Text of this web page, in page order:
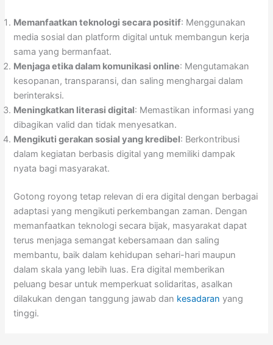
Memanfaatkan teknologi secara positif: Menggunakan
media sosial dan platform digital untuk membangun kerja
sama yang bermanfaat.
Menjaga etika dalam komunikasi online: Mengutamakan
kesopanan, transparansi, dan saling menghargai dalam
berinteraksi.
Meningkatkan literasi digital: Memastikan informasi yang
dibagikan valid dan tidak menyesatkan.
Mengikuti gerakan sosial yang kredibel: Berkontribusi
dalam kegiatan berbasis digital yang memiliki dampak
nyata bagi masyarakat.
Gotong royong tetap relevan di era digital dengan berbagai
adaptasi yang mengikuti perkembangan zaman. Dengan
memanfaatkan teknologi secara bijak, masyarakat dapat
terus menjaga semangat kebersamaan dan saling
membantu, baik dalam kehidupan sehari-hari maupun
dalam skala yang lebih luas. Era digital memberikan
peluang besar untuk memperkuat solidaritas, asalkan
dilakukan dengan tanggung jawab dan kesadaran yang
tinggi.